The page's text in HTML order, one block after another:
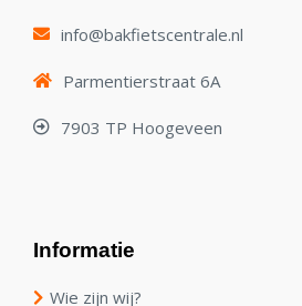
info@bakfietscentrale.nl
Parmentierstraat 6A
7903 TP Hoogeveen
Informatie
Wie zijn wij?